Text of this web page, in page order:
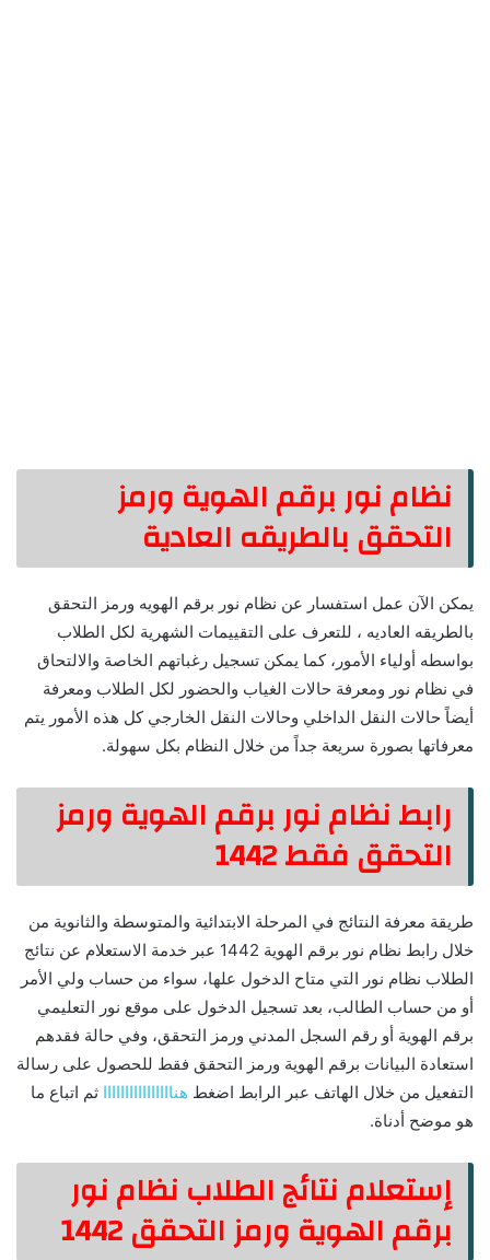
نظام نور برقم الهوية ورمز
التحقق بالطريقه العادية
يمكن الآن عمل استفسار عن نظام نور برقم الهويه ورمز التحقق
بالطريقه العاديه ، للتعرف على التقييمات الشهرية لكل الطلاب
بواسطه أولياء الأمور، كما يمكن تسجيل رغباتهم الخاصة والالتحاق
في نظام نور ومعرفة حالات الغياب والحضور لكل الطلاب ومعرفة
أيضاً حالات النقل الداخلي وحالات النقل الخارجي كل هذه الأمور يتم
معرفاتها بصورة سريعة جداً من خلال النظام بكل سهولة.
رابط نظام نور برقم الهوية ورمز
التحقق فقط 1442
طريقة معرفة النتائج في المرحلة الابتدائية والمتوسطة والثانوية من
خلال رابط نظام نور برقم الهوية 1442 عبر خدمة الاستعلام عن نتائج
الطلاب نظام نور التي متاح الدخول علها، سواء من حساب ولي الأمر
أو من حساب الطالب، بعد تسجيل الدخول على موقع نور التعليمي
برقم الهوية أو رقم السجل المدني ورمز التحقق، وفي حالة فقدهم
استعادة البيانات برقم الهوية ورمز التحقق فقط للحصول على رسالة
التفعيل من خلال الهاتف عبر الرابط اضغط هناااااااااااااااا ثم اتباع ما
هو موضح أدناة.
إستعلام نتائج الطلاب نظام نور
برقم الهوية ورمز التحقق 1442